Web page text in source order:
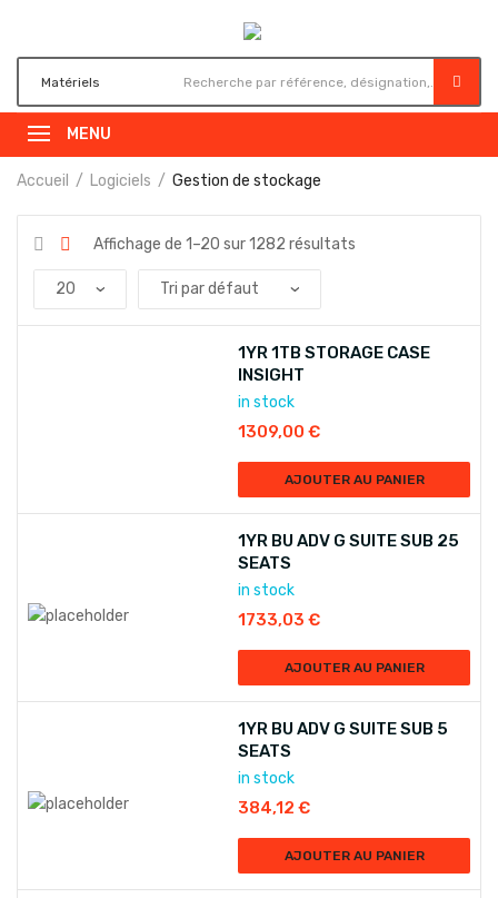
MENU
Accueil Logiciels Gestion de stockage
Affichage de 1–20 sur 1282 résultats
1YR 1TB STORAGE CASE
INSIGHT
in stock
1309,00€
AJOUTER AU PANIER
1YR BU ADV G SUITE SUB 25
SEATS
in stock
1733,03€
AJOUTER AU PANIER
1YR BU ADV G SUITE SUB 5
SEATS
in stock
384,12€
AJOUTER AU PANIER